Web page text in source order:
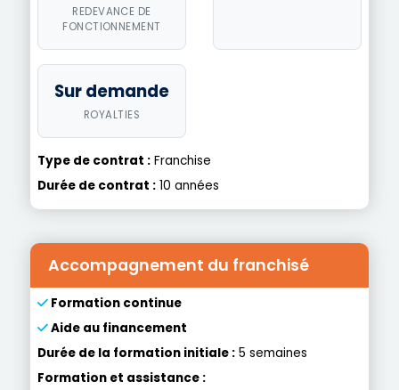
REDEVANCE DE
FONCTIONNEMENT
Sur demande
ROYALTIES
Type de contrat : Franchise
Durée de contrat : 10 années
Accompagnement du franchisé
Formation continue
Aide au financement
Durée de la formation initiale : 5 semaines
Formation et assistance :